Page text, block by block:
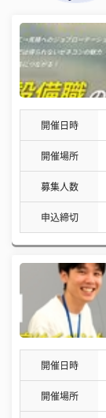
開催日時
開催場所
募集人数
申込締切
開催日時
開催場所